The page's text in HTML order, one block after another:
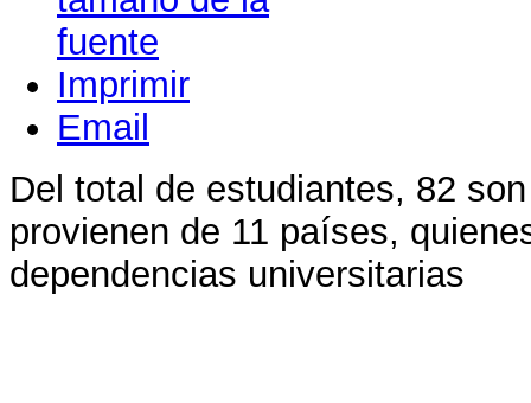
Imprimir
Email
Del total de estudiantes, 82
provienen de 11 países,
dependencias universitarias